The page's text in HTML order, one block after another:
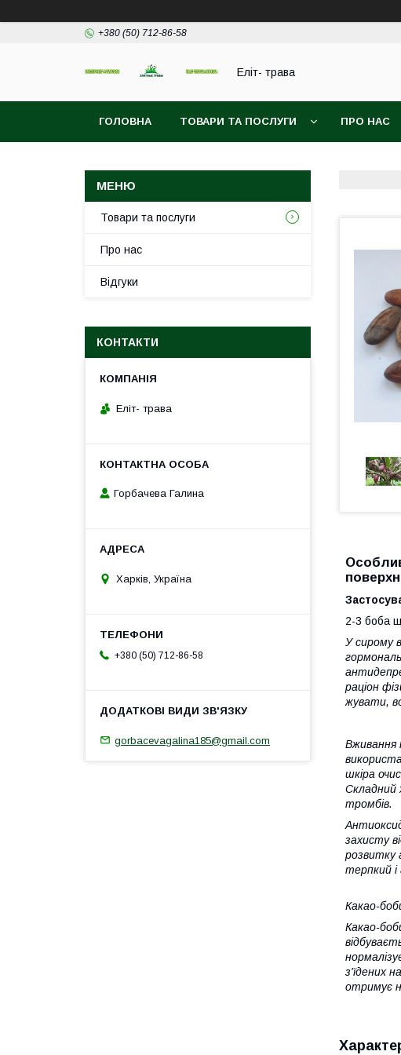
+380 (50) 712-86-58
Еліт- трава
ГОЛОВНА ТОВАРИ ТА ПОСЛУГИ ПРО НАС
2-3 боба
У сирому
раціон
жувати,
Вживання
шкіра
Складний
тромбів.
захисту
розвитку
терпкий і
Какао-
Какао-
з'їдених
отримує
Товари та послуги
Про нас
Відгуки
КОНТАКТИ
Еліт- трава
Горбачева Галина
Харків, Україна
+380 (50) 712-86-58
gorbacevagalina185@gmail.com